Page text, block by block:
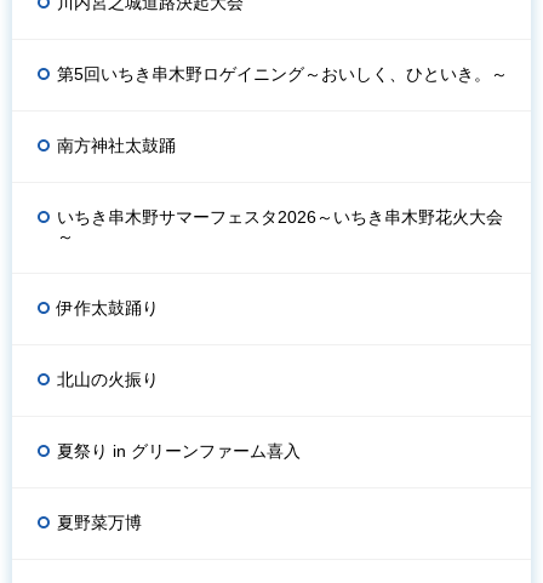
第5回いちき串木野ロゲイニング～おいしく、ひといき。～
南方神社太鼓踊
いちき串木野サマーフェスタ2026～いちき串木野花火大会
～
伊作太鼓踊り
北山の火振り
夏祭り in グリーンファーム喜入
夏野菜万博